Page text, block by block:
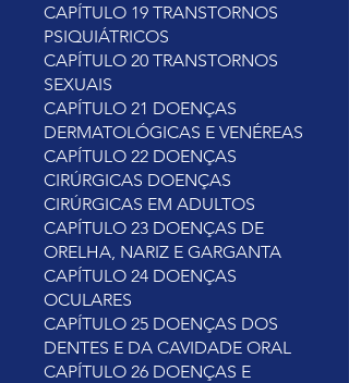
CAPÍTULO 19 TRANSTORNOS
PSIQUIÁTRICOS
CAPÍTULO 20 TRANSTORNOS
SEXUAIS
CAPÍTULO 21 DOENÇAS
DERMATOLÓGICAS E VENÉREAS
CAPÍTULO 22 DOENÇAS
CIRÚRGICAS DOENÇAS
CIRÚRGICAS EM ADULTOS
CAPÍTULO 23 DOENÇAS DE
ORELHA, NARIZ E GARGANTA
CAPÍTULO 24 DOENÇAS
OCULARES
CAPÍTULO 25 DOENÇAS DOS
DENTES E DA CAVIDADE ORAL
CAPÍTULO 26 DOENÇAS E